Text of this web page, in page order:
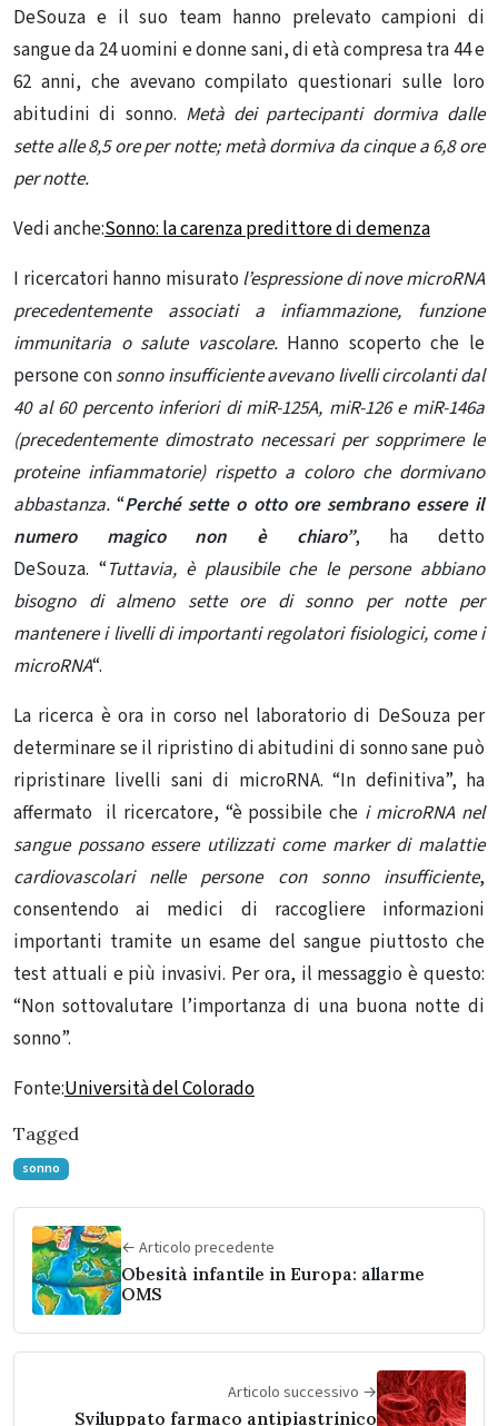
DeSouza e il suo team hanno prelevato campioni di
sangue da 24 uomini e donne sani, di età compresa tra 44 e
62 anni, che avevano compilato questionari sulle loro
abitudini di sonno. Metà dei partecipanti dormiva dalle
sette alle 8,5 ore per notte; metà dormiva da cinque a 6,8 ore
per notte.
Vedi anche:Sonno: la carenza predittore di demenza
I ricercatori hanno misurato l’espressione di nove microRNA
precedentemente associati a infiammazione, funzione
immunitaria o salute vascolare. Hanno scoperto che le
persone consonno insufficiente avevano livelli circolanti dal
40 al 60 percento inferiori di miR-125A, miR-126 e miR-146a
(precedentemente dimostrato necessari per sopprimere le
proteine ​​infiammatorie) rispetto a coloro che dormivano
abbastanza.“Perché sette o otto ore sembrano essere il
numero magico non è chiaro”, ha detto
DeSouza. “Tuttavia, è plausibile che le persone abbiano
bisogno di almeno sette ore di sonno per notte per
mantenere i livelli di importanti regolatori fisiologici, come i
microRNA“.
La ricerca è ora in corso nel laboratorio di DeSouza per
determinare se il ripristino di abitudini di sonno sane può
ripristinare livelli sani di microRNA. “In definitiva”, ha
affermato il ricercatore, “è possibile che i microRNA nel
sangue possano essere utilizzati come marker di malattie
cardiovascolari nelle persone con sonno insufficiente,
consentendo ai medici di raccogliere informazioni
importanti tramite un esame del sangue piuttosto che
test attuali e più invasivi. Per ora, il messaggio è questo:
“Non sottovalutare l’importanza di una buona notte di
sonno”.
Fonte:Università del Colorado
Tagged
sonno
← Articolo precedente
Obesità infantile in Europa: allarme
OMS
Articolo successivo →
Sviluppato farmaco antipiastrinico